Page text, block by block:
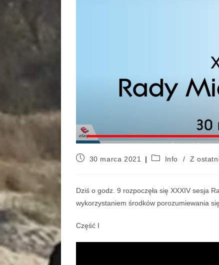
30 marca 2021 Info / Z
Dziś o godz. 9 rozpoczęła się XXXIV sesja
wykorzystaniem środków porozumiewania
Część I